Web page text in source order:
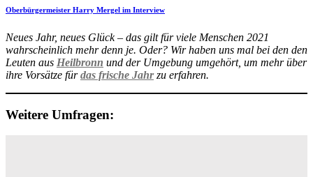
Oberbürgermeister Harry Mergel im Interview
Neues Jahr, neues Glück – das gilt für viele Menschen 2021
wahrscheinlich mehr denn je. Oder? Wir haben uns mal bei den den
Leuten aus Heilbronn und der Umgebung umgehört, um mehr über
ihre Vorsätze fürdas frische Jahrzu erfahren.
Weitere Umfragen: